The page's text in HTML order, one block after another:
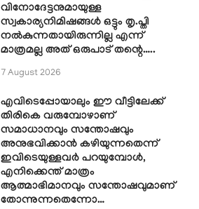
വിനോദേട്ടനുമായുള്ള
സ്വകാര്യനിമിഷങ്ങൾ ഒട്ടും തൃ.പ്തി
നൽകുന്നതായിരുന്നില്ല എന്ന്
മാത്രമല്ല അത് ഒരുപാട് തന്റെ…..
7 August 2026
എവിടെപ്പോയാലും ഈ വീട്ടിലേക്ക്
തിരികെ വരുമ്പോഴാണ്
സമാധാനവും സന്തോഷവും
അനുഭവിക്കാൻ കഴിയുന്നതെന്ന്
ഇവിടെയുള്ളവർ പറയുമ്പോൾ,
എനിക്കെന്ത് മാത്രം
ആത്മാഭിമാനവും സന്തോഷവുമാണ്
തോന്നുന്നതെന്നോ…